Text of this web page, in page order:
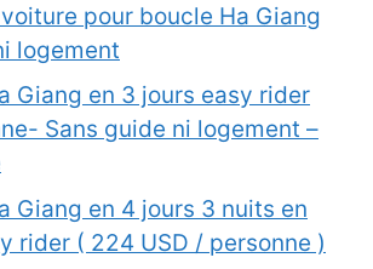
pour boucle Ha Giang
logement
Giang en 3 jours easy rider
Sans guide ni logement –
Giang en 4 jours 3 nuits en
rider ( 224 USD / personne )